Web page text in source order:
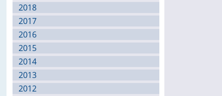
2018
2017
2016
2015
2014
2013
2012